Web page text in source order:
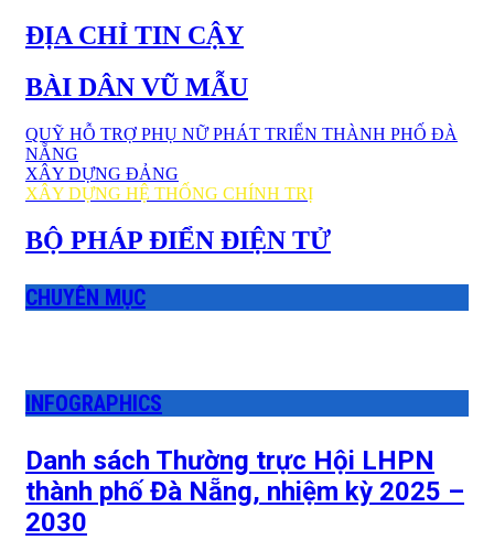
ĐỊA CHỈ TIN CẬY
BÀI DÂN VŨ MẪU
QUỸ HỖ TRỢ PHỤ NỮ PHÁT TRIỂN THÀNH PHỐ ĐÀ
NẴNG
XÂY DỰNG ĐẢNG
XÂY DỰNG HỆ THỐNG CHÍNH TRỊ
BỘ PHÁP ĐIỂN ĐIỆN TỬ
CHUYÊN MỤC
INFOGRAPHICS
Danh sách Thường trực Hội LHPN
thành phố Đà Nẵng, nhiệm kỳ 2025 –
2030